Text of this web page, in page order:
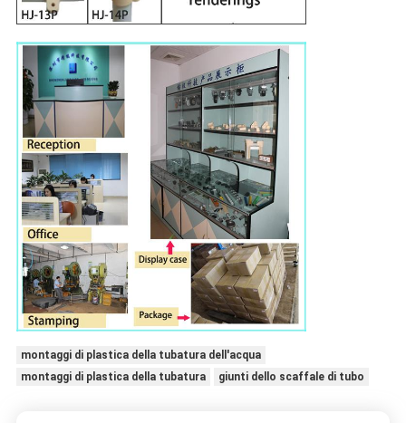
montaggi di plastica della tubatura dell'acqua
montaggi di plastica della tubatura
giunti dello scaffale di tubo